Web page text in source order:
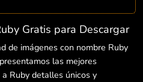
Gratis para Descargar
de imágenes con nombre Ruby
las mejores
Ruby detalles únicos y